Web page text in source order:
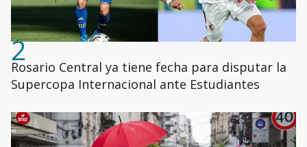
2
Rosario Central ya tiene fecha para disputar la
Supercopa Internacional ante Estudiantes